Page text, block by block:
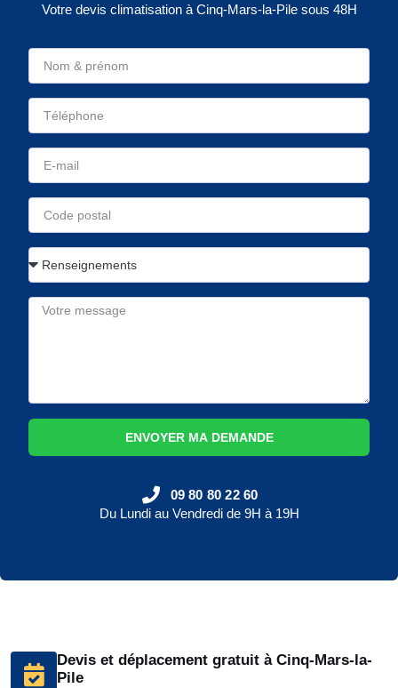
Devis et déplacement gratuit à Cinq-Mars-la-
Pile
Votre devis climatisation à Cinq-Mars-la-Pile sous 48H
ENVOYER MA DEMANDE
09 80 80 22 60
Du Lundi au Vendredi de 9H à 19H